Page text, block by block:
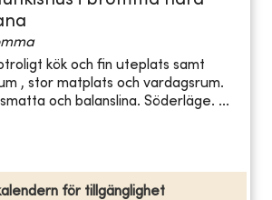
kök och fin uteplats samt
, stor matplats och vardagsrum.
och balanslina. Söderläge. ...
för tillgänglighet